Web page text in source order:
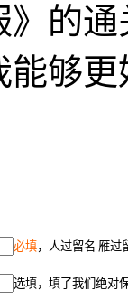
的
够
必填，人过留名 雁过
选填，填了我们绝对